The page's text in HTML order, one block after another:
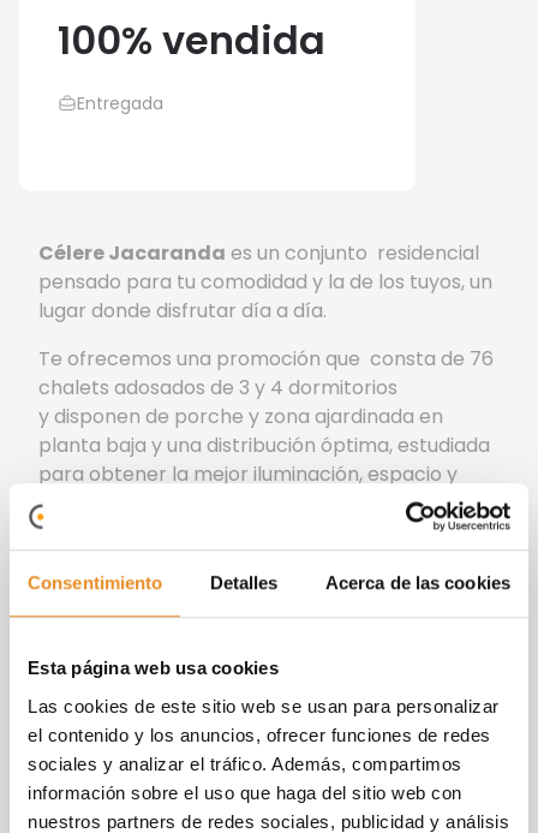
Consentimiento Detalles Acerca de las cookies
Esta página web usa cookies
Las cookies de este sitio web se usan para personalizar
el contenido y los anuncios, ofrecer funciones de redes
sociales y analizar el tráfico. Además, compartimos
información sobre el uso que haga del sitio web con
nuestros partners de redes sociales, publicidad y análisis
100% vendida
Entregada
Célere Jacaranda es un conjunto residencial
pensado para tu comodidad y la de los tuyos, un
lugar donde disfrutar día a día.
Te ofrecemos una promoción que consta de 76
chalets adosados de 3 y 4 dormitorios
y disponen de porche y zona ajardinada en
planta baja y una distribución óptima, estudiada
para obtener la mejor iluminación, espacio y
disfrute.
Pero no sólo eso, Célere Jacaranda dispone de
magníficas zonas comunes para que tú y tu
familia disfrutéis de vuestro día a día como más
donde disfrutar de momentos especiales y vivir
encuentros sociales y familiares inolvidables.
Además cuenta con una amplia terraza, parque
infantil
para los más pequeños de la casa,
gimnasio
totalmente equipado y piscina
resfrescaros en los calurosos días de verano.